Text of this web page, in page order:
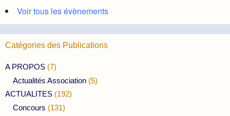
Voir tous les évènements
Catégories des Publications
A PROPOS (7)
Actualités Association (5)
ACTUALITES (192)
Concours (131)